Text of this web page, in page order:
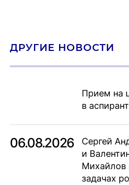
ДРУГИЕ НОВОСТИ
Прием на
в
06.08.2026
Сергей
и
Михайлов
задачах